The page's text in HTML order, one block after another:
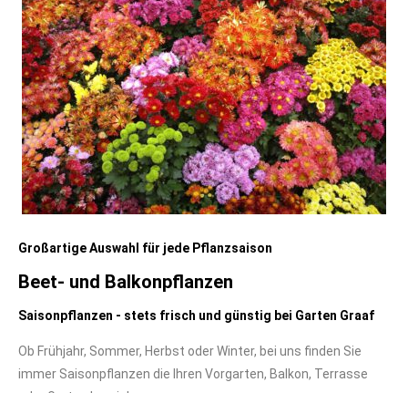
Großartige Auswahl für jede Pflanzsaison
Beet- und Balkonpflanzen
Saisonpflanzen - stets frisch und günstig bei Garten Graaf
Ob Frühjahr, Sommer, Herbst oder Winter, bei uns finden Sie
immer Saisonpflanzen die Ihren Vorgarten, Balkon, Terrasse